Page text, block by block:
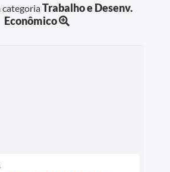
categoriaTrabalho e Desenv.
Econômico